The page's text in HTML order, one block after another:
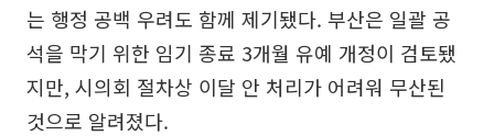
는 행정 공백 우려도 함께 제기됐다. 부산은 일괄 공
석을 막기 위한 임기 종료 3개월 유예 개정이 검토됐
지만, 시의회 절차상 이달 안 처리가 어려워 무산된
것으로 알려졌다.